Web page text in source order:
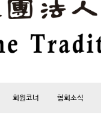
회원코너 협회소식